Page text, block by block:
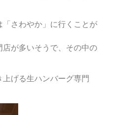
さわやか」に行くことが
が多いそうで、その中の
げる生ハンバーグ専門